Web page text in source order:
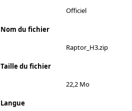
Officiel
Nom du fichier
Raptor_H3.zip
Taille du fichier
22,2 Mo
Langue